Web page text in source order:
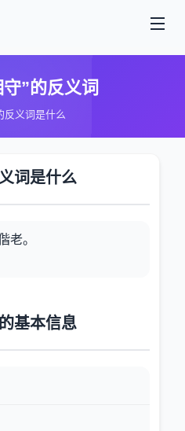
”的反义词
反义词是什么
词是什么
老。
基本信息